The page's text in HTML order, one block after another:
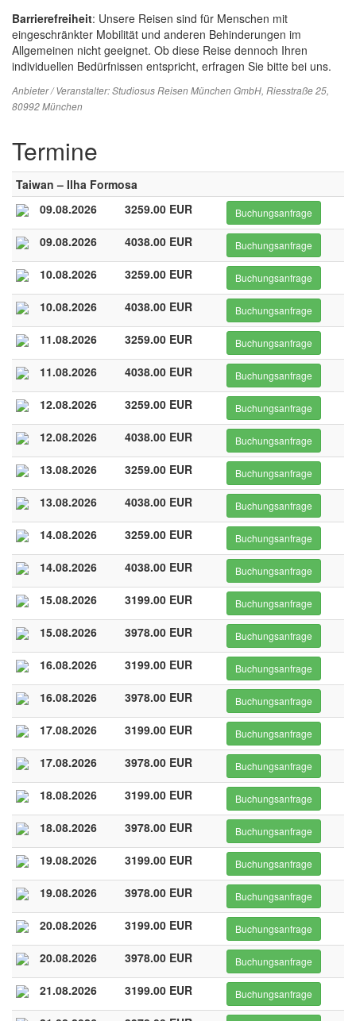
Barrierefreiheit: Unsere Reisen sind für Menschen mit
eingeschränkter Mobilität und anderen Behinderungen im
Allgemeinen nicht geeignet. Ob diese Reise dennoch Ihren
individuellen Bedürfnissen entspricht, erfragen Sie bitte bei uns.
Anbieter / Veranstalter:Studiosus Reisen München GmbH, Riesstraße 25,
80992 München
Termine
Taiwan – Ilha Formosa
09.08.2026
3259.00 EUR Buchungsanfrage
09.08.2026 4038.00 EUR Buchungsanfrage
10.08.2026 3259.00 EUR Buchungsanfrage
10.08.2026 4038.00 EUR Buchungsanfrage
11.08.2026 3259.00 EUR Buchungsanfrage
11.08.2026 4038.00 EUR Buchungsanfrage
12.08.2026 3259.00 EUR Buchungsanfrage
12.08.2026 4038.00 EUR Buchungsanfrage
13.08.2026 3259.00 EUR Buchungsanfrage
13.08.2026 4038.00 EUR Buchungsanfrage
14.08.2026 3259.00 EUR Buchungsanfrage
14.08.2026 4038.00 EUR Buchungsanfrage
15.08.2026 3199.00 EUR Buchungsanfrage
15.08.2026 3978.00 EUR Buchungsanfrage
16.08.2026 3199.00 EUR Buchungsanfrage
16.08.2026 3978.00 EUR Buchungsanfrage
17.08.2026 3199.00 EUR Buchungsanfrage
17.08.2026 3978.00 EUR Buchungsanfrage
18.08.2026 3199.00 EUR Buchungsanfrage
18.08.2026 3978.00 EUR Buchungsanfrage
19.08.2026 3199.00 EUR Buchungsanfrage
19.08.2026 3978.00 EUR Buchungsanfrage
20.08.2026 3199.00 EUR Buchungsanfrage
20.08.2026 3978.00 EUR Buchungsanfrage
21.08.2026 3199.00 EUR Buchungsanfrage